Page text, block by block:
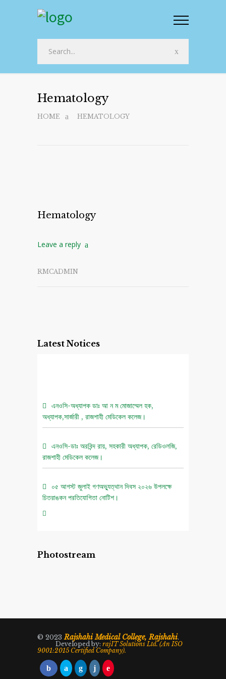
Hematology
HOME HEMATOLOGY
Hematology
Leave a reply
RMCADMIN
Latest Notices
এনওসি-অধ্যাপক ডাঃ আ ন ম মোজাম্মেল হক,
অধ্যাপক,সার্জারী , রাজশাহী মেডিকেল কলেজ।
এনওসি-ডাঃ অরবিন্দ রায়, সহকারী অধ্যাপক, রেডিওলজি,
রাজশাহী মেডিকেল কলেজ।
০৫ আগস্ট জুলাই গণঅভ্যুত্থান দিবস ২০২৬ উপলক্ষে
চিত্রাঙ্কন প্রতিযোগিতা নোটিশ।
Photostream
© 2023Rajshahi Medical College, Rajshahi.
Developed by: rajIT Solutions Ltd. (An ISO
9001:2015 Certified Company).